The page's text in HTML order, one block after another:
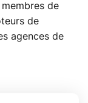
de
de
agences de